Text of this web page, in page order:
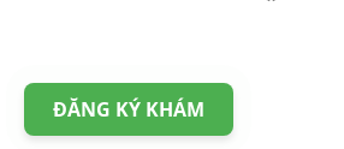
ĐĂNG KÝ KHÁM